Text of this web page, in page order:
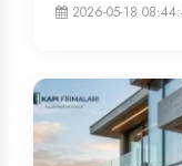
2026-05-18